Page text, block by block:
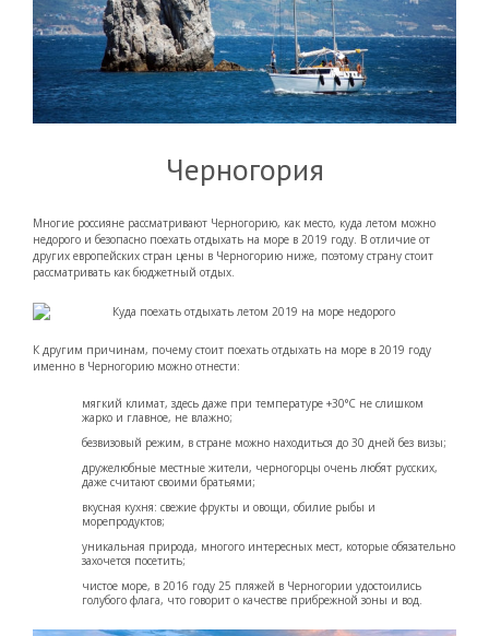
Черногория
Многие россияне рассматривают Черногорию, как место, куда летом можно
недорого и безопасно поехать отдыхать на море в 2019 году. В отличие от
других европейских стран цены в Черногорию ниже, поэтому страну стоит
рассматривать как бюджетный отдых.
К другим причинам, почему стоит поехать отдыхать на море в 2019 году
именно в Черногорию можно отнести:
мягкий климат, здесь даже при температуре +30°С не слишком
жарко и главное, не влажно;
безвизовый режим, в стране можно находиться до 30 дней без визы;
дружелюбные местные жители, черногорцы очень любят русских,
даже считают своими братьями;
вкусная кухня: свежие фрукты и овощи, обилие рыбы и
морепродуктов;
уникальная природа, многого интересных мест, которые обязательно
захочется посетить;
чистое море, в 2016 году 25 пляжей в Черногории удостоились
голубого флага, что говорит о качестве прибрежной зоны и вод.